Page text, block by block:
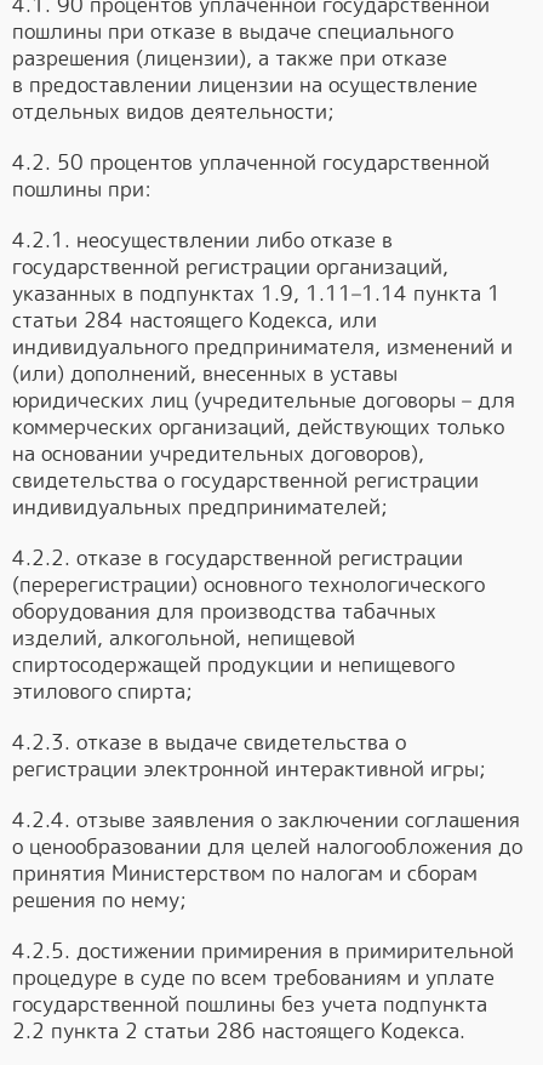
пошлины при отказе в выдаче специального
разрешения (лицензии), а также при отказе
в предоставлении лицензии на осуществление
отдельных видов деятельности;
4.2. 50 процентов уплаченной государственной
пошлины при:
4.2.1. неосуществлении либо отказе в
государственной регистрации организаций,
указанных в подпунктах 1.9, 1.11–1.14 пункта 1
статьи 284 настоящего Кодекса, или
индивидуального предпринимателя, изменений и
(или) дополнений, внесенных в уставы
юридических лиц (учредительные договоры – для
коммерческих организаций, действующих только
на основании учредительных договоров),
свидетельства о государственной регистрации
индивидуальных предпринимателей;
4.2.2. отказе в государственной регистрации
(перерегистрации) основного технологического
оборудования для производства табачных
изделий, алкогольной, непищевой
спиртосодержащей продукции и непищевого
этилового спирта;
4.2.3. отказе в выдаче свидетельства о
регистрации электронной интерактивной игры;
4.2.4. отзыве заявления о заключении соглашения
о ценообразовании для целей налогообложения до
принятия Министерством по налогам и сборам
решения по нему;
4.2.5. достижении примирения в примирительной
процедуре в суде по всем требованиям и уплате
государственной пошлины без учета подпункта
2.2 пункта 2 статьи 286 настоящего Кодекса.